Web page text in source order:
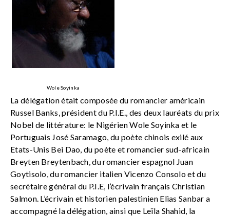
Wole Soyinka
La délégation était composée du romancier américain
Russel Banks, président du P.I.E., des deux lauréats du prix
Nobel de littérature: le Nigérien Wole Soyinka et le
Portuguais José Saramago, du poète chinois exilé aux
Etats-Unis Bei Dao, du poète et romancier sud-africain
Breyten Breytenbach, du romancier espagnol Juan
Goytisolo, du romancier italien Vicenzo Consolo et du
secrétaire général du P.I.E, l’écrivain français Christian
Salmon. L’écrivain et historien palestinien Elias Sanbar a
accompagné la délégation, ainsi que Leïla Shahid, la